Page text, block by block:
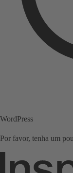
WordPress
Por favor, tenha um